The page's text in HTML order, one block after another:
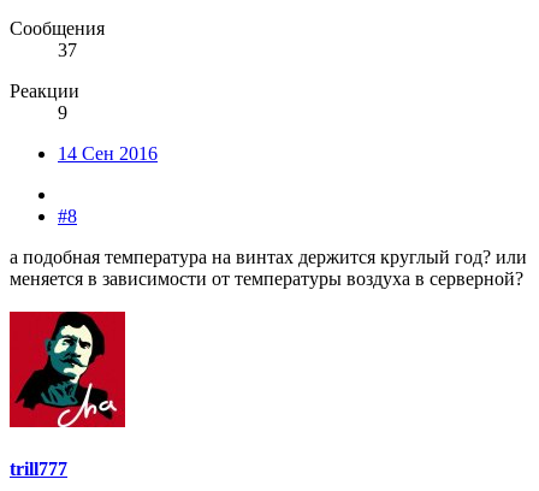
Сообщения
37
Реакции
9
14 Сен 2016
#8
а подобная температура на винтах держится круглый год? или
меняется в зависимости от температуры воздуха в серверной?
trill777